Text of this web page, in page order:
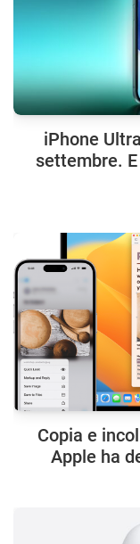
iPhone
settembre.
Copia e
Apple ha